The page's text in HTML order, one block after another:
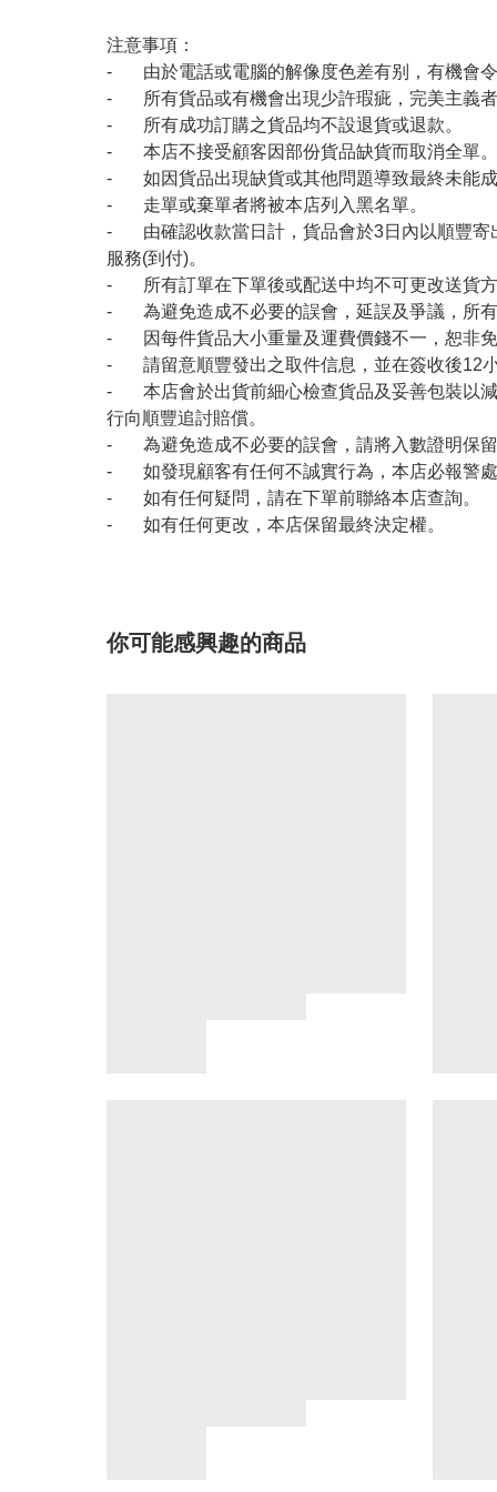
注意事項：
- 由於電話或電腦的解像度色差有别，有機會令
- 所有貨品或有機會出現少許瑕疵，完美主義
- 所有成功訂購之貨品均不設退貨或退款。
- 本店不接受顧客因部份貨品缺貨而取消全單。
- 如因貨品出現缺貨或其他問題導致最終未能成
- 走單或棄單者將被本店列入黑名單。
- 由確認收款當日計，貨品會於3日內以順豐寄
服務(到付)。
- 所有訂單在下單後或配送中均不可更改送貨方
- 為避免造成不必要的誤會，延誤及爭議，所
- 因每件貨品大小重量及運費價錢不一，恕非免
- 請留意順豐發出之取件信息，並在簽收後12
- 本店會於出貨前細心檢查貨品及妥善包裝以減
行向順豐追討賠償。
- 為避免造成不必要的誤會，請將入數證明保留
- 如發現顧客有任何不誠實行為，本店必報警
- 如有任何疑問，請在下單前聯絡本店查詢。
- 如有任何更改，本店保留最終決定權。
你可能感興趣的商品